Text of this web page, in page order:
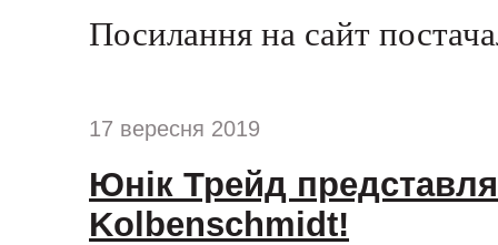
Посилання на сайт
17 вересня 2019
Юнік Трейд
Kolbenschmidt!